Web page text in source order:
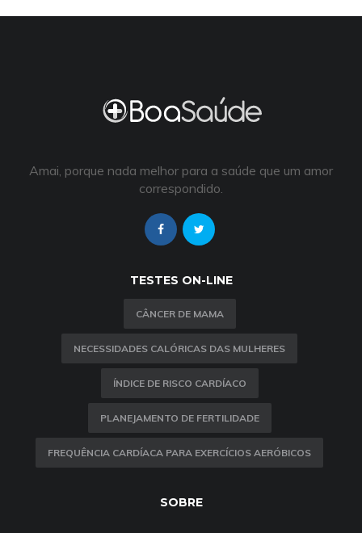
Amai, porque nada melhor para a saúde que um amor
correspondido.
TESTES ON-LINE
CÂNCER DE MAMA
NECESSIDADES CALÓRICAS DAS MULHERES
ÍNDICE DE RISCO CARDÍACO
PLANEJAMENTO DE FERTILIDADE
FREQUÊNCIA CARDÍACA PARA EXERCÍCIOS AERÓBICOS
SOBRE